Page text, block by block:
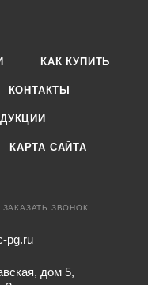
КАК КУПИТЬ
КОНТАКТЫ
КАРТА САЙТА
ЗАКАЗАТЬ ЗВОНОК
pg.ru
дом 5,